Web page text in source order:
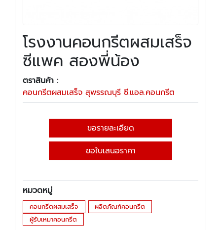
โรงงานคอนกรีตผสมเสร็จ
ซีแพค สองพี่น้อง
ตราสินค้า :
คอนกรีตผสมเสร็จ สุพรรณบุรี ซี.แอล.คอนกรีต
ขอรายละเอียด
ขอใบเสนอราคา
หมวดหมู่
คอนกรีตผสมเสร็จ
ผลิตภัณฑ์คอนกรีต
ผู้รับเหมาคอนกรีต